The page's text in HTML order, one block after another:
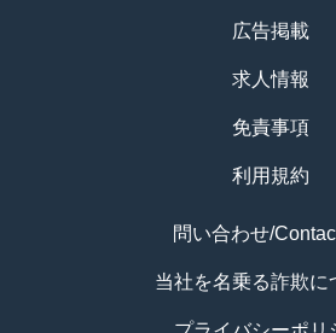
広告掲載
求人情報
免責事項
利用規約
問い合わせ/
当社を名乗る詐欺に